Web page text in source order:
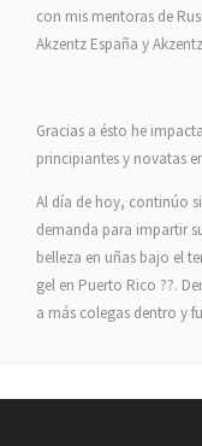
con mis mentoras de
Akzentz España y
Gracias a ésto he
principiantes y novatas
Al día de hoy, continúo
demanda para impartir
belleza en uñas bajo el
gel en Puerto Rico ??.
a más colegas dentro y